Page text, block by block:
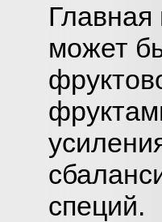
Главная
может
специй.